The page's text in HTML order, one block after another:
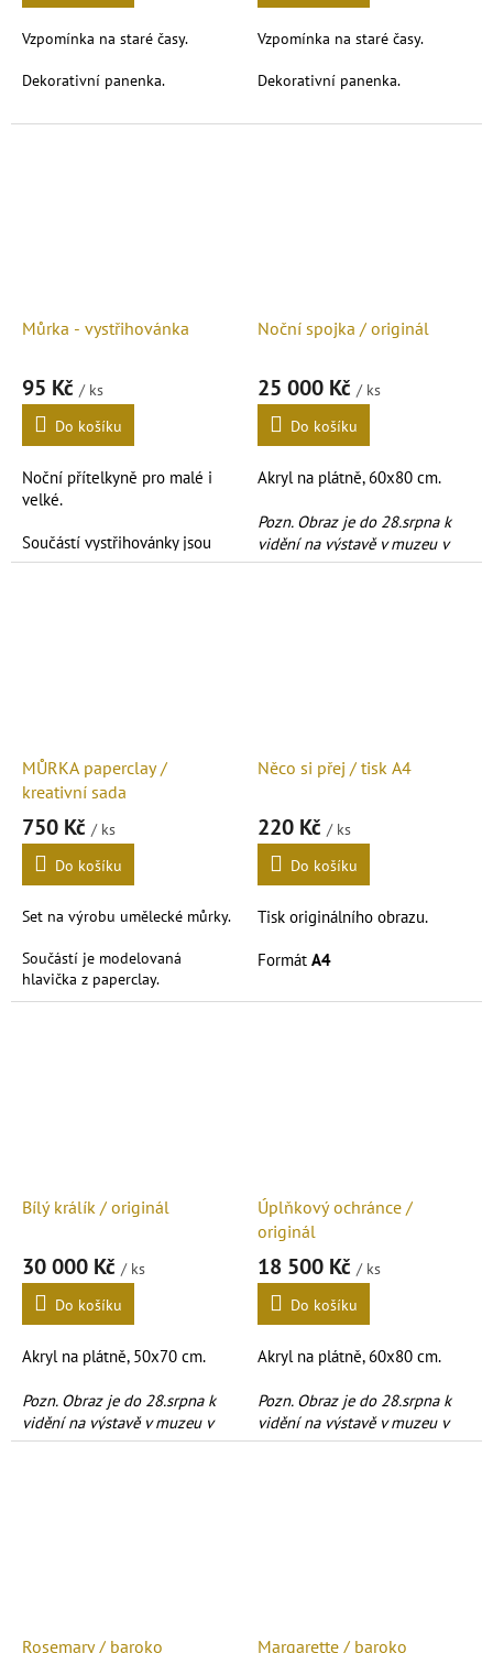
Vzpomínka na staré časy.
Dekorativní panenka.
Vzpomínka na staré časy.
Dekorativní panenka.
Můrka - vystřihovánka
95 Kč / ks
Do košíku
Noční přítelkyně pro malé i
velké.
Součástí vystřihovánky jsou
takénýtkyna spojení dílů.
Noční spojka / originál
25 000 Kč / ks
Do košíku
Akryl na plátně, 60x80 cm.
Pozn. Obraz je do 28.srpna k
vidění na výstavě v muzeu v
Kralupech n.V.
MŮRKA paperclay /
kreativní sada
750 Kč / ks
Do košíku
Set na výrobu umělecké můrky.
Součástí je modelovaná
hlavička z paperclay.
Něco si přej / tisk A4
220 Kč / ks
Do košíku
Tisk originálního obrazu.
Formát A4
Bílý králík / originál
30 000 Kč / ks
Do košíku
Akryl na plátně, 50x70 cm.
Pozn. Obraz je do 28.srpna k
vidění na výstavě v muzeu v
Kralupech n.V.
Úplňkový ochránce /
originál
18 500 Kč / ks
Do košíku
Akryl na plátně, 60x80 cm.
Pozn. Obraz je do 28.srpna k
vidění na výstavě v muzeu v
Kralupech n.V.
Rosemary / baroko Margarette / baroko